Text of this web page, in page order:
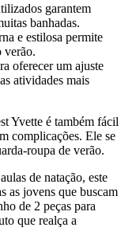
garantem
banhadas.
e estilosa permite
verão.
oferecer um ajuste
atividades mais
Yvette é também fácil
complicações. Ele se
roupa de verão.
de natação, este
as jovens que buscam
de 2 peças para
que realça a